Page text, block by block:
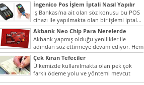
İngenico Pos İşlem İptali Nasıl Yapılır
İş Bankası’na ait olan söz konusu bu POS
cihazı ile yapılmakta olan bir işlemi iptal...
Akbank Neo Chip Para Nerelerde
Kullanılır?
Akbank yapmış olduğu yenilikler ile
adından söz ettirmeye devam ediyor. Hem
müşteri potansiyelini arttırmak hem...
Çek Kıran Tefeciler
Ülkemizde kullanılmakta olan pek çok
farklı ödeme yolu ve yöntemi mevcut
olmak ile beraber bunlar...